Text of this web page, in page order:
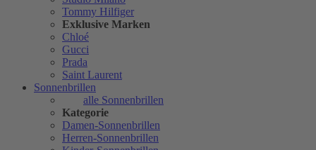
Tommy Hilfiger
Exklusive Marken
Chloé
Gucci
Prada
Saint Laurent
Sonnenbrillen
alle Sonnenbrillen
Kategorie
Damen-Sonnenbrillen
Herren-Sonnenbrillen